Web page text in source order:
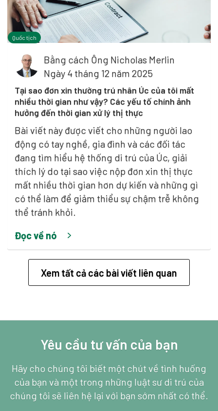
Quốc tịch
Bằng cách Ông Nicholas Merlin
Ngày 4 tháng 12 năm 2025
Tại sao đơn xin thường trú nhân Úc của tôi mất
nhiều thời gian như vậy? Các yếu tố chính ảnh
hưởng đến thời gian xử lý thị thực
Bài viết này được viết cho những người lao
động có tay nghề, gia đình và các đối tác
đang tìm hiểu hệ thống di trú của Úc, giải
thích lý do tại sao việc nộp đơn xin thị thực
mất nhiều thời gian hơn dự kiến và những gì
có thể làm để giảm thiểu sự chậm trễ không
thể tránh khỏi.
Đọc về nó
Xem tất cả các bài viết liên quan
Yêu cầu tư vấn của bạn
Hãy cho chúng tôi biết một chút về tình huống
của bạn và một trong những luật sư di trú của
chúng tôi sẽ liên hệ lại với bạn sớm nhất có thể.